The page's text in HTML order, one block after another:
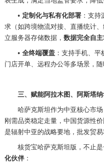
• 定制化与私有化部署：支持
求（如跨境物流对接、直播统计
立服务器存储数据， 数据完全自
• 全终端覆盖：支持手机、平
门店开单、远程办公等多场景，随
三、赋能阿拉木图、阿斯塔
哈萨克斯坦作为中亚核心市
刚需品类稳定走量，中国货源性
是辐射中亚的战略要地，批发贸易
核货宝哈萨克斯坦版，不止
化伙伴：